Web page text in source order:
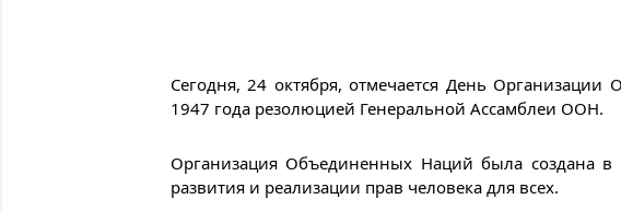
Сегодня, 24 октября, отмечается День
1947 года резолюцией Генеральной Ассамблеи ООН.
Организация Объединенных Наций была создана в
развития и реализации прав человека для всех.